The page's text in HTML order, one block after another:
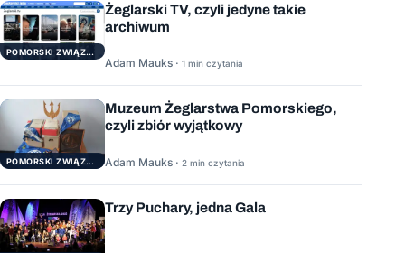
POMORSKI ZWIĄZEK ŻEGLARSKI
Żeglarski TV, czyli jedyne takie
archiwum
Adam Mauks · 1 min czytania
POMORSKI ZWIĄZEK ŻEGLARSKI
Muzeum Żeglarstwa Pomorskiego,
czyli zbiór wyjątkowy
Adam Mauks · 2 min czytania
Trzy Puchary, jedna Gala